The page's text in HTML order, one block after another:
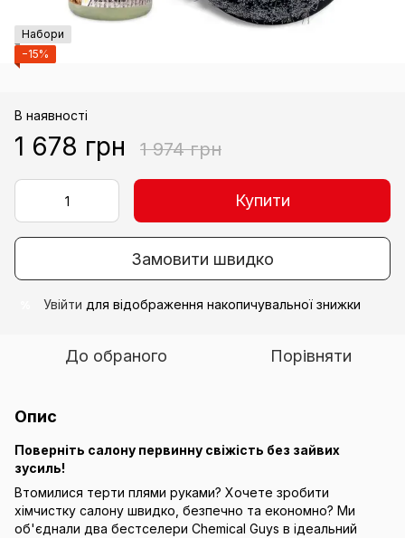
Набори
−15%
В наявності
1 678 грн 1 974 грн
Купити
Замовити швидко
Увійти для відображення накопичувальної знижки
До обраного Порівняти
Опис
Поверніть салону первинну свіжість без зайвих
зусиль!
Втомилися терти плями руками? Хочете зробити
хімчистку салону швидко, безпечно та економно? Ми
об'єднали два бестселери Chemical Guys в ідеальний